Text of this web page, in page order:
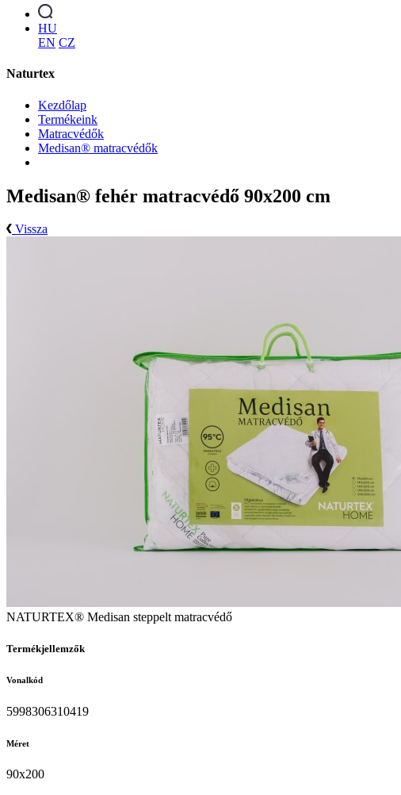
HU
EN CZ
Naturtex
Kezdőlap
Termékeink
Matracvédők
Medisan® matracvédők
Medisan® fehér matracvédő 90x200 cm
Vissza
NATURTEX® Medisan steppelt matracvédő
Termékjellemzők
Vonalkód
5998306310419
Méret
90x200